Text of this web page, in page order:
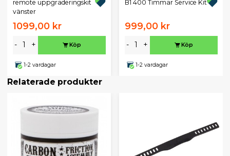
remote uppgraderingskit
vänster
1099,00 kr
- + Köp
1-2 vardagar
B1 400 Timmar Service Kit
999,00 kr
- + Köp
1-2 vardagar
Relaterade produkter